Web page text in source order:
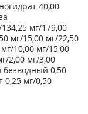
40,00
мг/179,00
мг/15,00 мг/22,50
10,00 мг/15,00
2,00 мг/3,00
безводный 0,50
0,25 мг/0,50